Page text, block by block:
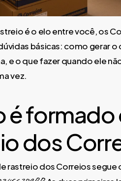
é o elo entre você, os
básicas: como gerar
e o que fazer quando ele
vez.
é
dos
rastreio dos Correios segue